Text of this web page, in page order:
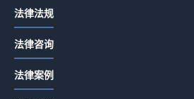
法律法规
法律咨询
法律案例